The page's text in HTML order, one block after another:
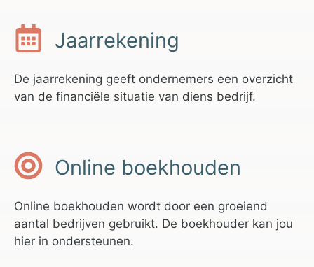
Jaarrekening
De jaarrekening geeft ondernemers een overzicht
van de financiële situatie van diens bedrijf.
Online boekhouden
Online boekhouden wordt door een groeiend
aantal bedrijven gebruikt. De boekhouder kan jou
hier in ondersteunen.